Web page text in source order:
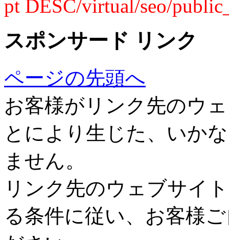
pt DESC/virtual/seo/
スポンサード リンク
ページの先頭へ
お客様がリンク先のウ
とにより生じた、いか
ません。
リンク先のウェブサイ
る条件に従い、お客様